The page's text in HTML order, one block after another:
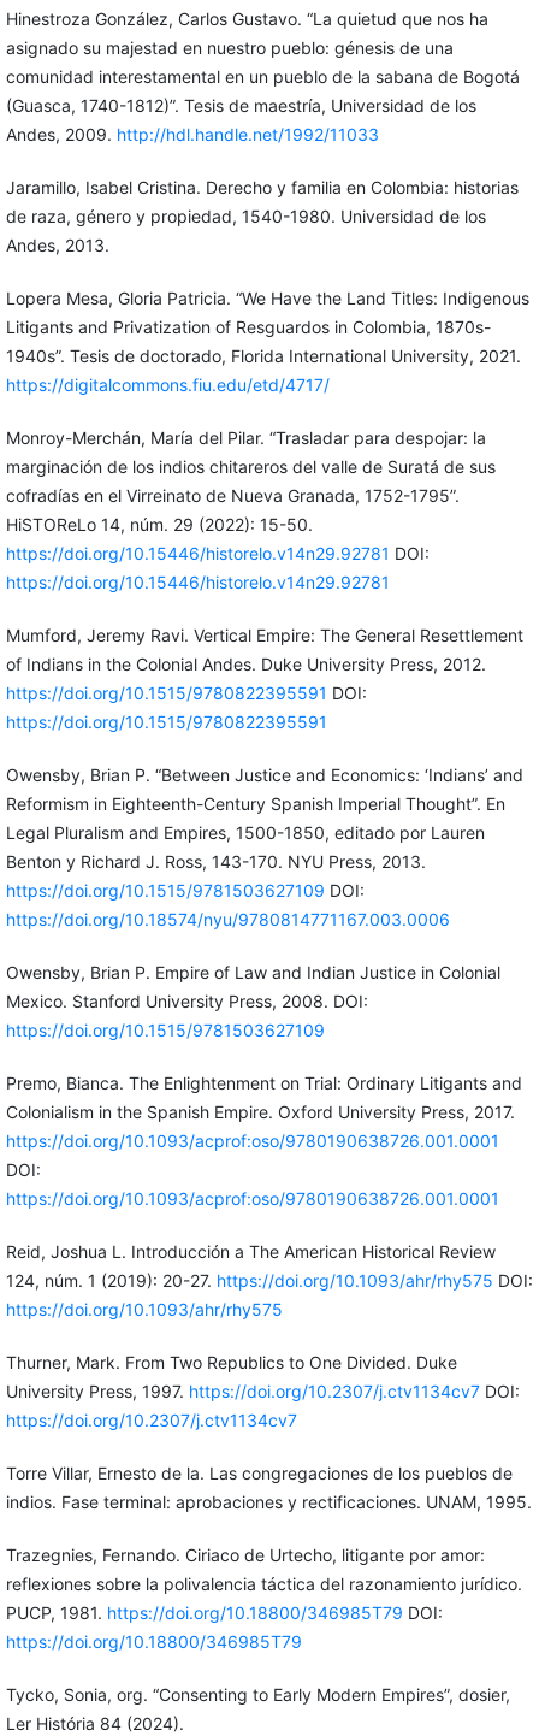
Hinestroza González, Carlos Gustavo. “La quietud que nos ha
asignado su majestad en nuestro pueblo: génesis de una
comunidad interestamental en un pueblo de la sabana de Bogotá
(Guasca, 1740-1812)”. Tesis de maestría, Universidad de los
Andes, 2009. http://hdl.handle.net/1992/11033
Jaramillo, Isabel Cristina. Derecho y familia en Colombia: historias
de raza, género y propiedad, 1540-1980. Universidad de los
Andes, 2013.
Lopera Mesa, Gloria Patricia. “We Have the Land Titles: Indigenous
Litigants and Privatization of Resguardos in Colombia, 1870s-
1940s”. Tesis de doctorado, Florida International University, 2021.
https://digitalcommons.fiu.edu/etd/4717/
Monroy-Merchán, María del Pilar. “Trasladar para despojar: la
marginación de los indios chitareros del valle de Suratá de sus
cofradías en el Virreinato de Nueva Granada, 1752-1795”.
HiSTOReLo 14, núm. 29 (2022): 15-50.
https://doi.org/10.15446/historelo.v14n29.92781 DOI:
https://doi.org/10.15446/historelo.v14n29.92781
Mumford, Jeremy Ravi. Vertical Empire: The General Resettlement
of Indians in the Colonial Andes. Duke University Press, 2012.
https://doi.org/10.1515/9780822395591 DOI:
https://doi.org/10.1515/9780822395591
Owensby, Brian P. “Between Justice and Economics: ‘Indians’ and
Reformism in Eighteenth-Century Spanish Imperial Thought”. En
Legal Pluralism and Empires, 1500-1850, editado por Lauren
Benton y Richard J. Ross, 143-170. NYU Press, 2013.
https://doi.org/10.1515/9781503627109 DOI:
https://doi.org/10.18574/nyu/9780814771167.003.0006
Owensby, Brian P. Empire of Law and Indian Justice in Colonial
Mexico. Stanford University Press, 2008. DOI:
https://doi.org/10.1515/9781503627109
Premo, Bianca. The Enlightenment on Trial: Ordinary Litigants and
Colonialism in the Spanish Empire. Oxford University Press, 2017.
https://doi.org/10.1093/acprof:oso/9780190638726.001.0001
DOI:
https://doi.org/10.1093/acprof:oso/9780190638726.001.0001
Reid, Joshua L. Introducción a The American Historical Review
124, núm. 1 (2019): 20-27. https://doi.org/10.1093/ahr/rhy575 DOI:
https://doi.org/10.1093/ahr/rhy575
Thurner, Mark. From Two Republics to One Divided. Duke
University Press, 1997. https://doi.org/10.2307/j.ctv1134cv7DOI:
https://doi.org/10.2307/j.ctv1134cv7
Torre Villar, Ernesto de la. Las congregaciones de los pueblos de
indios. Fase terminal: aprobaciones y rectificaciones. UNAM, 1995.
Trazegnies, Fernando. Ciriaco de Urtecho, litigante por amor:
reflexiones sobre la polivalencia táctica del razonamiento jurídico.
PUCP, 1981. https://doi.org/10.18800/346985T79 DOI:
https://doi.org/10.18800/346985T79
Tycko, Sonia, org. “Consenting to Early Modern Empires”, dosier,
Ler História 84 (2024).